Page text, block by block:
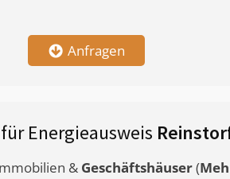
Anfragen
Energieausweis
& Geschäftshäuser(